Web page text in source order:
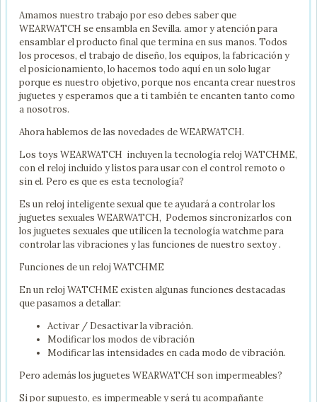
Amamos nuestro trabajo por eso debes saber que
WEARWATCH se ensambla en Sevilla. amor y atención para
ensamblar el producto final que termina en sus manos. Todos
los procesos, el trabajo de diseño, los equipos, la fabricación y
el posicionamiento, lo hacemos todo aquí en un solo lugar
porque es nuestro objetivo, porque nos encanta crear nuestros
juguetes y esperamos que a ti también te encanten tanto como
a nosotros.
Ahora hablemos de las novedades de WEARWATCH.
Los toys WEARWATCH incluyen la tecnología reloj WATCHME,
con el reloj incluido y listos para usar con el control remoto o
sin el. Pero es que es esta tecnología?
Es un reloj inteligente sexual que te ayudará a controlar los
juguetes sexuales WEARWATCH, Podemos sincronizarlos con
los juguetes sexuales que utilicen la tecnología watchme para
controlar las vibraciones y las funciones de nuestro sextoy .
Funciones de un reloj WATCHME
En un reloj WATCHME existen algunas funciones destacadas
que pasamos a detallar:
Activar / Desactivar la vibración.
Modificar los modos de vibración
Modificar las intensidades en cada modo de vibración.
Pero además los juguetes WEARWATCH son impermeables?
Si por supuesto, es impermeable y será tu acompañante